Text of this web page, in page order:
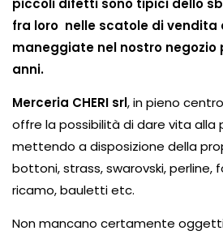
piccoli difetti sono tipici dello
fra loro nelle scatole di vendita
maneggiate nel nostro negozio
anni.
Merceria CHERI srl, in pieno
offre la possibilità di dare vita alla
mettendo a disposizione della
bottoni,strass,swarovski,perline,
ricamo,baulettietc.
Non mancano certamente